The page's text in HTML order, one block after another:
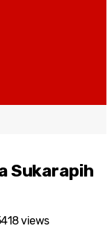
Sukarapih
418 views